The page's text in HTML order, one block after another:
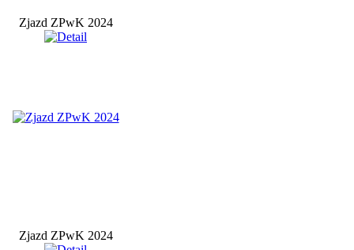
Zjazd ZPwK 2024
Zjazd ZPwK 2024